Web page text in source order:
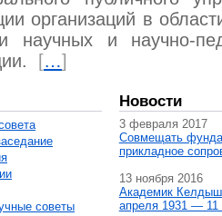
организаций в
научных и научно-
[…]
советы
Новости
3 февраля 2017
Совмещать
прикладное
13 ноября 2016
Академик
апреля 1931 — 11